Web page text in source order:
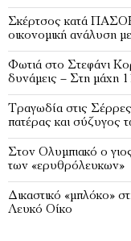
Σκέρτσος κατά
οικονομική ανάλυση
Φωτιά στο Στεφάνι
δυνάμεις – Στη μάχη
Τραγωδία στις
πατέρας και σύζυγος
Στον Ολυμπιακό ο
των «ερυθρόλευκων»
Δικαστικό «μπλόκο»
Λευκό Οίκο